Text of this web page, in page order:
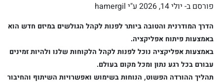
פורסם ב- יולי 14, 2026 ע"י hamergil
הדרך המודרנית והטובה ביותר לפנות לקהל הגולשים במיזם חדש הוא
באמצעות פיתוח אפליקציה.
באמצעות אפליקציה נוכל לפנות לקהל הלקוחות שלנו ולהיות זמינים
עבורם בכל רגע נתון ומכל מקום בעולם.
תהליך ההורדה הפשוט, הנוחות בשימוש ואפשרויות השיתוף והחיבור